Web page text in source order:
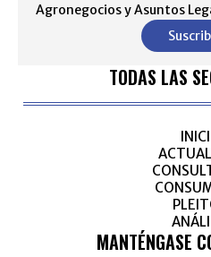
Agronegocios y Asuntos
TODAS LAS
MANTÉNGASE